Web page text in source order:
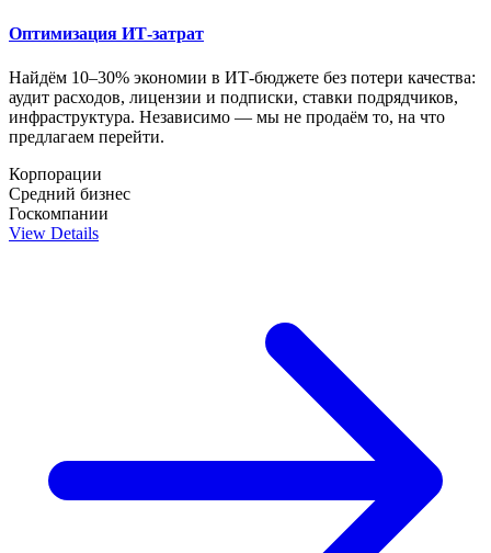
Оптимизация ИТ-затрат
Найдём 10–30% экономии в ИТ-бюджете без потери качества:
аудит расходов, лицензии и подписки, ставки подрядчиков,
инфраструктура. Независимо — мы не продаём то, на что
предлагаем перейти.
Корпорации
Средний бизнес
Госкомпании
View Details